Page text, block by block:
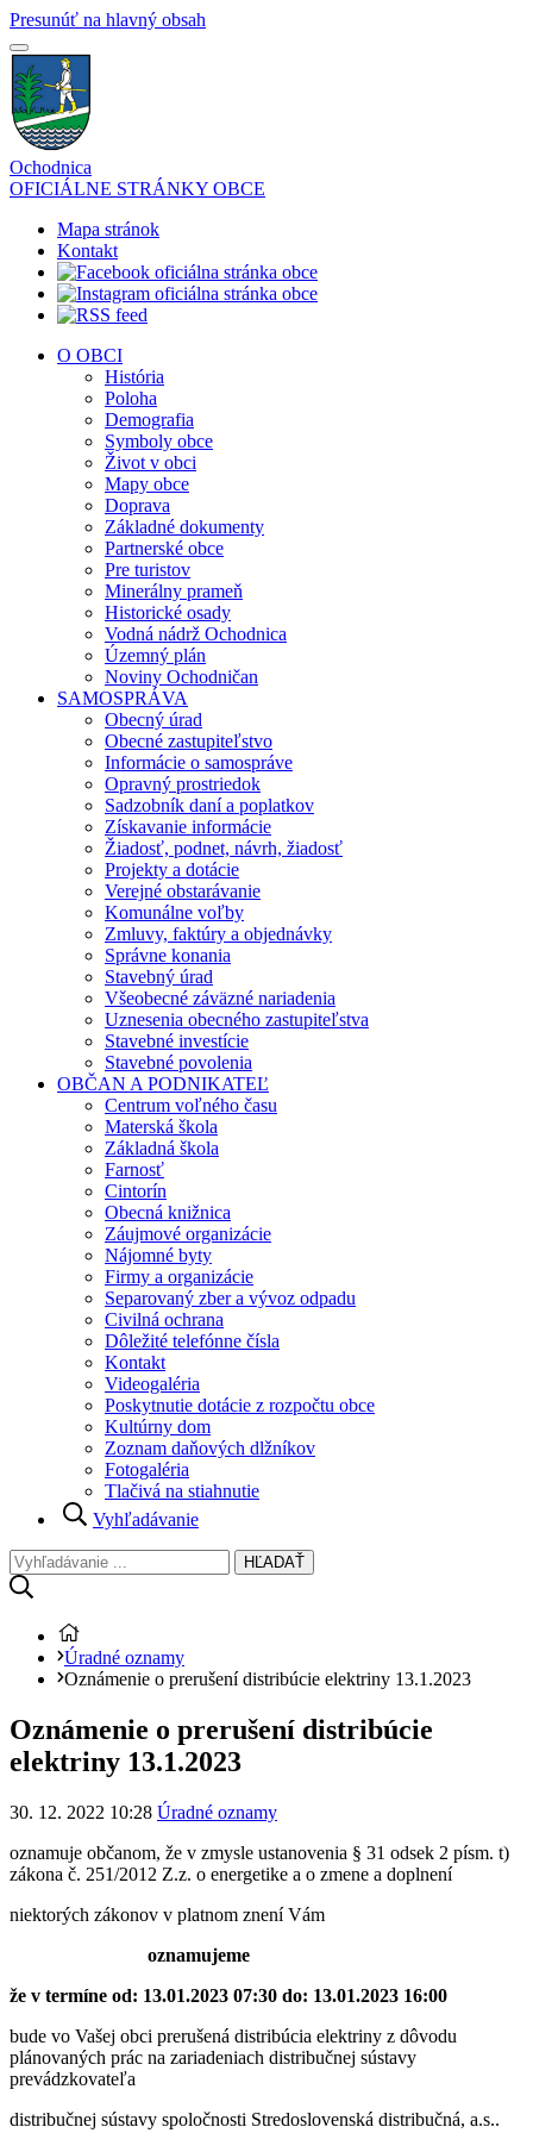
Presunúť na hlavný obsah
Ochodnica
OFICIÁLNE STRÁNKY OBCE
Mapa stránok
Kontakt
O OBCI
História
Poloha
Demografia
Symboly obce
Život v obci
Mapy obce
Doprava
Základné dokumenty
Partnerské obce
Pre turistov
Minerálny prameň
Historické osady
Vodná nádrž Ochodnica
Územný plán
Noviny Ochodničan
SAMOSPRÁVA
Obecný úrad
Obecné zastupiteľstvo
Informácie o samospráve
Opravný prostriedok
Sadzobník daní a poplatkov
Získavanie informácie
Žiadosť, podnet, návrh, žiadosť
Projekty a dotácie
Verejné obstarávanie
Komunálne voľby
Zmluvy, faktúry a objednávky
Správne konania
Stavebný úrad
Všeobecné záväzné nariadenia
Uznesenia obecného zastupiteľstva
Stavebné investície
Stavebné povolenia
OBČAN A PODNIKATEĽ
Centrum voľného času
Materská škola
Základná škola
Farnosť
Cintorín
Obecná knižnica
Záujmové organizácie
Nájomné byty
Firmy a organizácie
Separovaný zber a vývoz odpadu
Civilná ochrana
Dôležité telefónne čísla
Kontakt
Videogaléria
Poskytnutie dotácie z rozpočtu obce
Kultúrny dom
Zoznam daňových dlžníkov
Fotogaléria
Tlačivá na stiahnutie
Vyhľadávanie
HĽADAŤ
Úradné oznamy
Oznámenie o prerušení distribúcie elektriny 13.1.2023
Oznámenie o prerušení distribúcie
elektriny 13.1.2023
30. 12. 2022 10:28 Úradné oznamy
oznamuje občanom, že v zmysle ustanovenia § 31 odsek 2 písm. t)
zákona č. 251/2012 Z.z. o energetike a o zmene a doplnení
niektorých zákonov v platnom znení Vám
oznamujeme
že v termíne od: 13.01.2023 07:30 do: 13.01.2023 16:00
bude vo Vašej obci prerušená distribúcia elektriny z dôvodu
plánovaných prác na zariadeniach distribučnej sústavy
prevádzkovateľa
distribučnej sústavy spoločnosti Stredoslovenská distribučná, a.s..